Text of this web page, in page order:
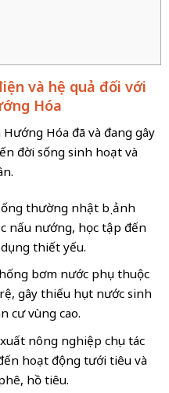
và hệ quả đối với
Hóa
Hóa đã và đang gây
đời sống sinh hoạt và
thường nhật bị ảnh
nấu nướng, học tập đến
thiết yếu.
bơm nước phụ thuộc
gây thiếu hụt nước sinh
cư vùng cao.
nông nghiệp chịu tác
hoạt động tưới tiêu và
hồ tiêu.